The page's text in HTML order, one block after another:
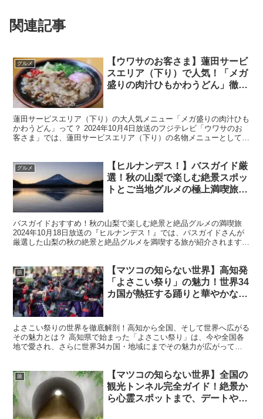
関連記事
グルメ
【ウワサのお客さま】蓮田サービ
スエリア（下り）で人気！「メガ
盛りの肉汁ひもかわうどん」徹底
蓮田サービスエリア（下り）の大人気メニュー「メガ盛りの肉汁ひも
かわうどん」って？ 2024年10月4日放送のフジテレビ「ウワサのお
客さま」では、蓮田サービスエリア（下り）の名物メニューとして紹
グルメ
【ヒルナンデス！】バスガイド厳
選！秋の山梨で楽しむ絶景スポッ
トとご当地グルメの極上満喫旅｜
バスガイドおすすめ！秋の山梨で楽しむ絶景と絶品グルメの満喫旅
2024年10月18日放送の『ヒルナンデス！』では、バスガイドさんが
厳選した山梨の秋の絶景と絶品グルメを満喫する旅が紹介されます。
旅
【マツコの知らない世界】高知発
「よさこい祭り」の魅力！世界34
カ国が熱狂する踊りと華やかな衣
よさこい祭りの世界を徹底解剖！高知から全国、そして世界へ広がる
その魅力とは？ 高知県で始まった「よさこい祭り」は、今や全国各
地で愛され、さらに世界34カ国・地域にまでその魅力が広がってい
旅
【マツコの知らない世界】全国の
観光トンネル完全ガイド！絶景か
ら心霊スポットまで、デートや家